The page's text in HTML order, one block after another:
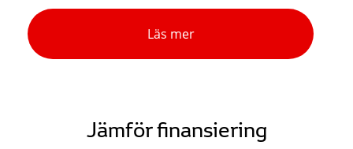
Läs mer
Jämför finansiering